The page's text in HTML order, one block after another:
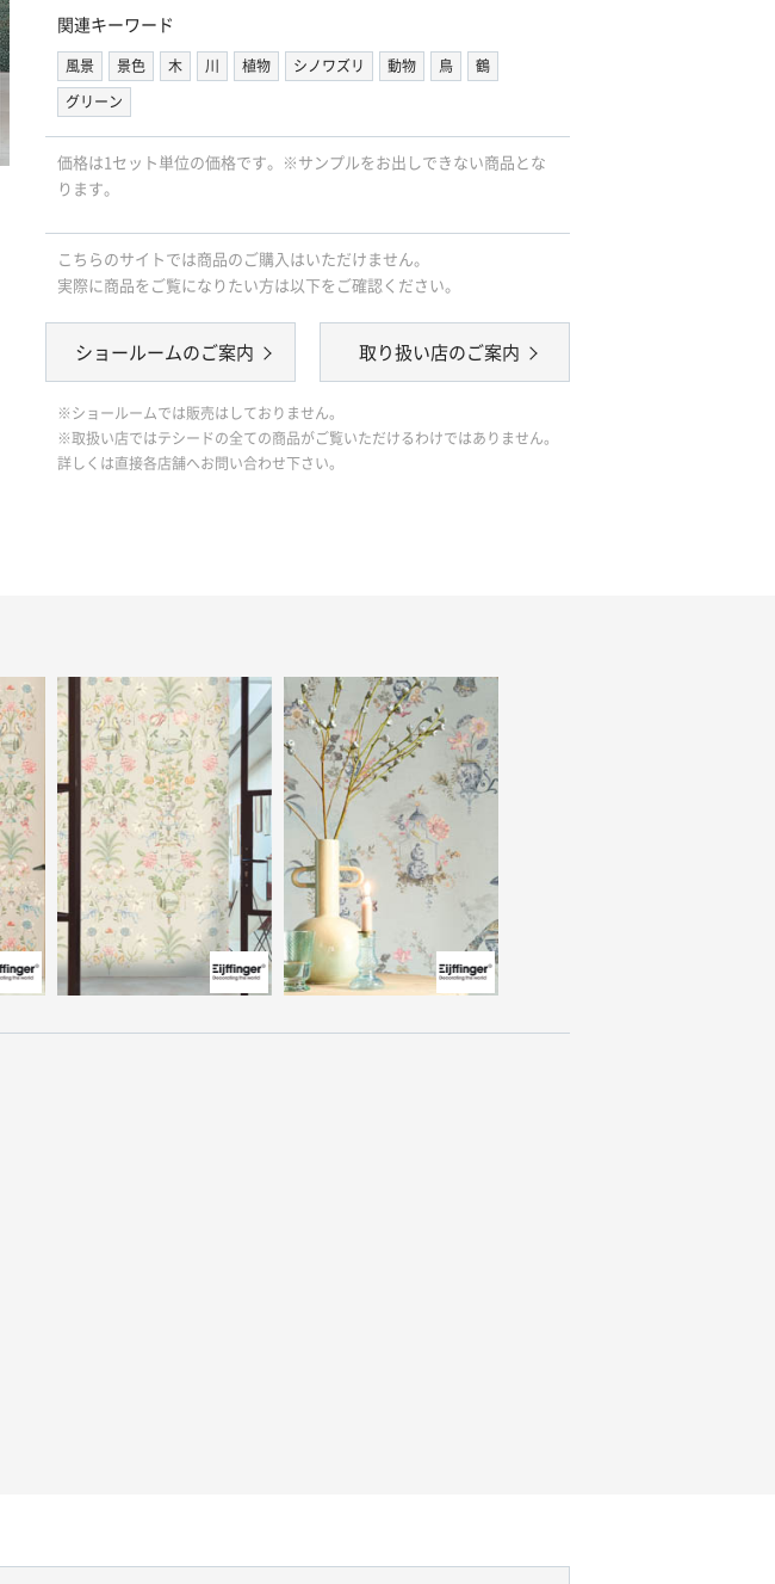
関連キーワード
風景 景色 木 川 植物 シノワズリ 動物 鳥
鶴
グリーン
価格は1セット単位の価格です。※サンプルをお出しできない商品とな
ります。
こちらのサイトでは商品のご購入はいただけません。
実際に商品をご覧になりたい方は以下をご確認ください。
ショールームのご案内 取り扱い店のご案内
※ショールームでは販売はしておりません。
※取扱い店ではテシードの全ての商品がご覧いただけるわけではありません。
詳しくは直接各店舗へお問い合わせ下さい。